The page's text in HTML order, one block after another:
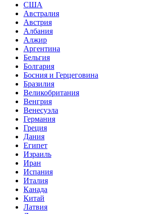
США
Австралия
Австрия
Албания
Алжир
Аргентина
Бельгия
Болгария
Босния и Герцеговина
Бразилия
Великобритания
Венгрия
Венесуэла
Германия
Греция
Дания
Египет
Израиль
Иран
Испания
Италия
Канада
Китай
Латвия